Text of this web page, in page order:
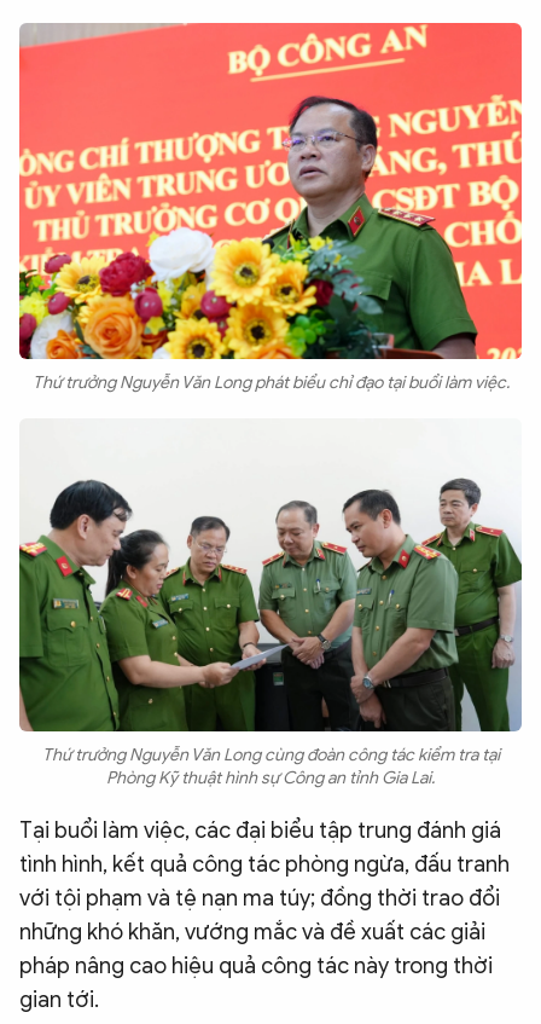
Video Ảnh
Văn nghệ Công an
Thứ trưởng Nguyễn Văn Long phát biểu chỉ đạo tại buổi làm việc.
Thứ trưởng Nguyễn Văn Long cùng đoàn công tác kiểm tra tại
Phòng Kỹ thuật hình sự Công an tỉnh Gia Lai.
Tại buổi làm việc, các đại biểu tập trung đánh giá
tình hình, kết quả công tác phòng ngừa, đấu tranh
với tội phạm và tệ nạn ma túy; đồng thời trao đổi
những khó khăn, vướng mắc và đề xuất các giải
pháp nâng cao hiệu quả công tác này trong thời
gian tới.